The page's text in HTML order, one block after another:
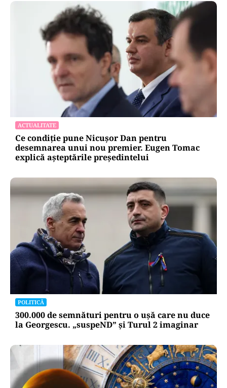
ACTUALITATE
Ce condiție pune Nicușor Dan pentru
desemnarea unui nou premier. Eugen Tomac
explică așteptările președintelui
POLITICĂ
300.000 de semnături pentru o ușă care nu duce
la Georgescu. „suspeND” și Turul 2 imaginar